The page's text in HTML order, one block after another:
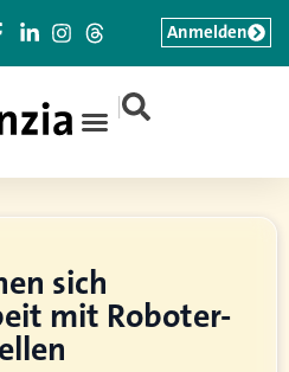
|
Anmelden
sich
mit Roboter-